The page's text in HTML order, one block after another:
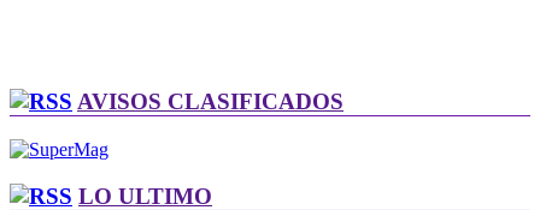
AVISOS CLASIFICADOS
LO ULTIMO